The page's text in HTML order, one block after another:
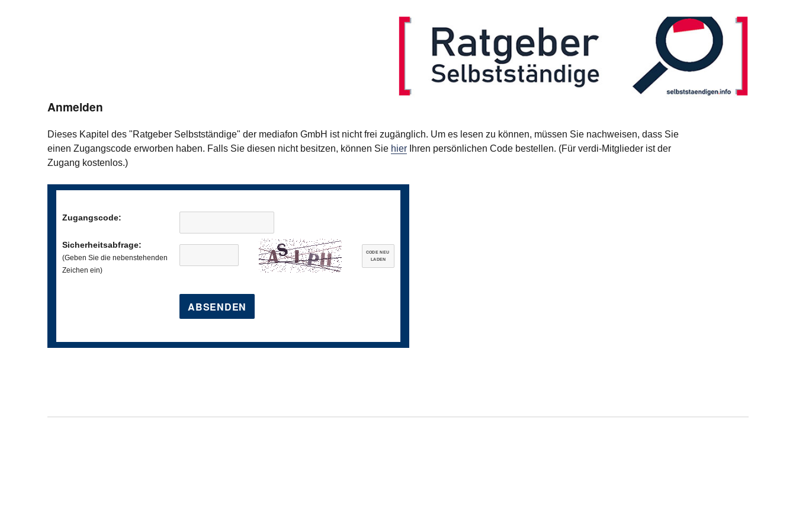
Anmelden
Dieses Kapitel des "Ratgeber Selbstständige" der mediafon GmbH ist nicht frei zugänglich. Um es lesen zu können, müssen Sie nachweisen, dass Sie
einen Zugangscode erworben haben. Falls Sie diesen nicht besitzen, können Sie hier Ihren persönlichen Code bestellen. (Für verdi-Mitglieder ist der
Zugang kostenlos.)
Zugangscode:
Sicherheitsabfrage:
(Geben Sie die nebenstehenden
Zeichen ein)
CODE NEU
LADEN